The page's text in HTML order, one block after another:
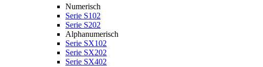
Numerisch
Serie S102
Serie S202
Alphanumerisch
Serie SX102
Serie SX202
Serie SX402